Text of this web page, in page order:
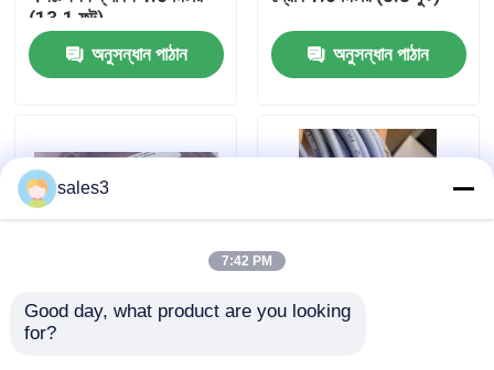
আমাদের সাথে যোগাযোগ
খবর
একটি উদ্ধৃতি অনুরোধ করুন
News
(13.1 ফুট)
অনুসন্ধান পাঠান
অনুসন্ধান পাঠান
২০০১৫১-৬০-০৩-০০ বেন্টলি
sales3
7:42 PM
Good day, what product are you looking
for?